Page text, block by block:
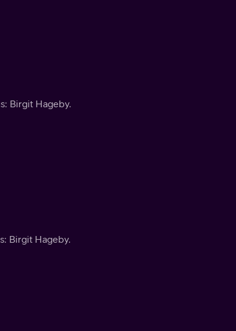
Birgit Hageby.
Birgit Hageby.